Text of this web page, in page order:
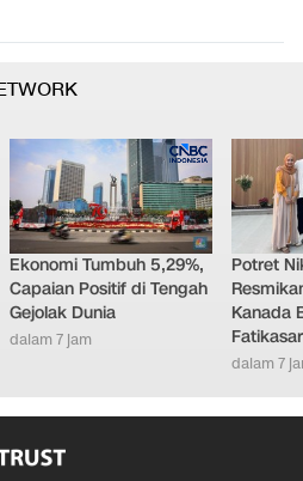
Ekonomi Tumbuh 5,29%,
Capaian Positif di Tengah
Gejolak Dunia
dalam 7 jam
Potret
Kanada
dalam 7